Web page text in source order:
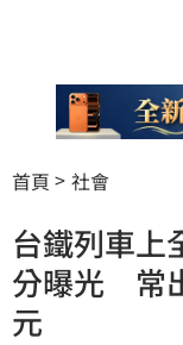
首頁 社會
台鐵列車上
分曝光 常
元